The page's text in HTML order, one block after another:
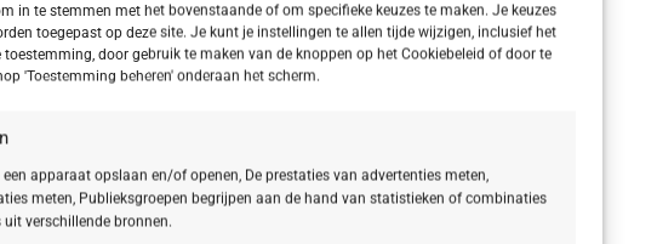
in te stemmen met het bovenstaande of om specifieke keuzes te maken. Je keuzes
toegepast op deze site. Je kunt je instellingen te allen tijde wijzigen, inclusief het
toestemming, door gebruik te maken van de knoppen op het Cookiebeleid of door te
'Toestemming beheren' onderaan het scherm.
apparaat opslaan en/of openen, De prestaties van advertenties meten,
meten, Publieksgroepen begrijpen aan de hand van statistieken of combinaties
uit verschillende bronnen.